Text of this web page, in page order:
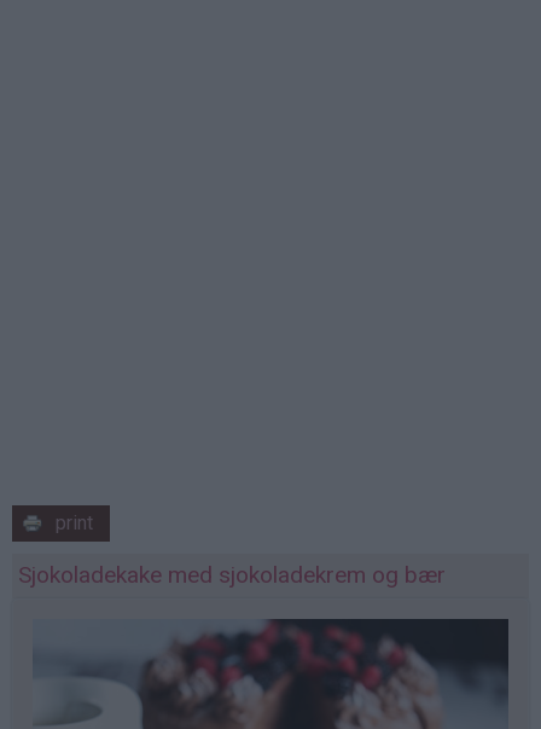
print
Sjokoladekake med sjokoladekrem og bær